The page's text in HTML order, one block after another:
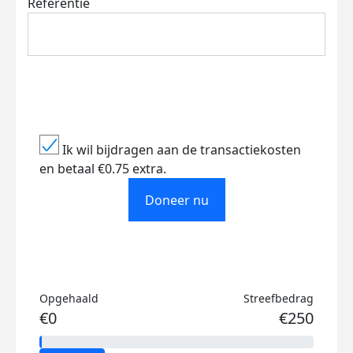
Ik wil bijdragen aan de transactiekosten
en betaal €0.75 extra.
Doneer nu
Opgehaald
€0
Streefbedrag
€250